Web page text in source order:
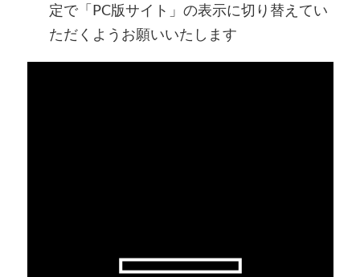
定で「PC版サイト」の表示に切り替えてい
ただくようお願いいたします